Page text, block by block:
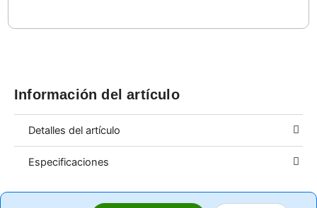
Información del artículo
Detalles del artículo
Especificaciones